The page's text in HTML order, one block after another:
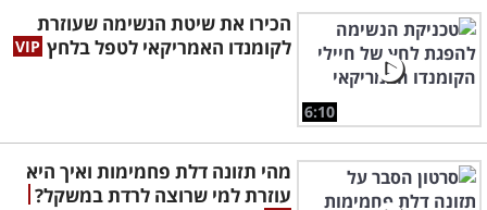
6:10
הכירו את שיטת הנשימה שעוזרת
לקומנדו האמריקאי לטפל בלחץ
מהי תזונה דלת פחמימות ואיך היא
עוזרת למי שרוצה לרדת במשקל?